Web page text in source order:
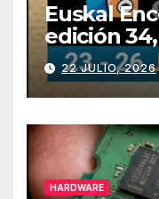
Euskal
edición
julio
22 JULIO, 2026
HARDWARE